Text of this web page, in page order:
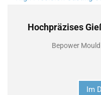
Hochpräzises
Bepower
Im